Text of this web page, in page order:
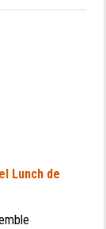
Lunch de